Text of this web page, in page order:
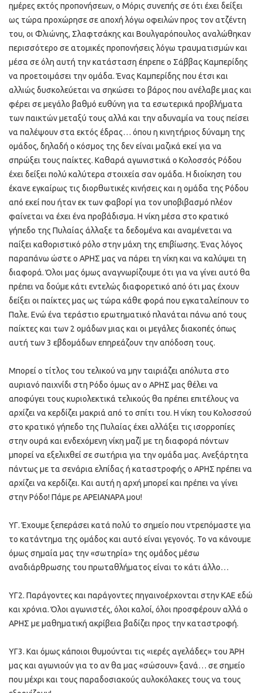
ημέρες εκτός προπονήσεων, ο Μόρις συνεπής σε ότι έχει δείξει
ως τώρα προχώρησε σε αποχή λόγω οφειλών προς τον ατζέντη
του, οι Φλιώνης, Σλαφτσάκης και Βουλγαρόπουλος αναλώθηκαν
περισσότερο σε ατομικές προπονήσεις λόγω τραυματισμών και
μέσα σε όλη αυτή την κατάσταση έπρεπε ο Σάββας Καμπερίδης
να προετοιμάσει την ομάδα. Ένας Καμπερίδης που έτσι και
αλλιώς δυσκολεύεται να σηκώσει το βάρος που ανέλαβε μιας και
φέρει σε μεγάλο βαθμό ευθύνη για τα εσωτερικά προβλήματα
των παικτών μεταξύ τους αλλά και την αδυναμία να τους πείσει
να παλέψουν στα εκτός έδρας… όπου η κινητήριος δύναμη της
ομάδος, δηλαδή ο κόσμος της δεν είναι μαζικά εκεί για να
σπρώξει τους παίκτες. Καθαρά αγωνιστικά ο Κολοσσός Ρόδου
έχει δείξει πολύ καλύτερα στοιχεία σαν ομάδα. Η διοίκηση του
έκανε εγκαίρως τις διορθωτικές κινήσεις και η ομάδα της Ρόδου
από εκεί που ήταν εκ των φαβορί για τον υποβιβασμό πλέον
φαίνεται να έχει ένα προβάδισμα. Η νίκη μέσα στο κρατικό
γήπεδο της Πυλαίας άλλαξε τα δεδομένα και αναμένεται να
παίξει καθοριστικό ρόλο στην μάχη της επιβίωσης. Ένας λόγος
παραπάνω ώστε ο ΑΡΗΣ μας να πάρει τη νίκη και να καλύψει τη
διαφορά. Όλοι μας όμως αναγνωρίζουμε ότι για να γίνει αυτό θα
πρέπει να δούμε κάτι εντελώς διαφορετικό από ότι μας έχουν
δείξει οι παίκτες μας ως τώρα κάθε φορά που εγκαταλείπουν το
Παλε. Ενώ ένα τεράστιο ερωτηματικό πλανάται πάνω από τους
παίκτες και των 2 ομάδων μιας και οι μεγάλες διακοπές όπως
αυτή των 3 εβδομάδων επηρεάζουν την απόδοση τους.
Μπορεί ο τίτλος του τελικού να μην ταιριάζει απόλυτα στο
αυριανό παιχνίδι στη Ρόδο όμως αν ο ΑΡΗΣ μας θέλει να
αποφύγει τους κυριολεκτικά τελικούς θα πρέπει επιτέλους να
αρχίζει να κερδίζει μακριά από το σπίτι του. Η νίκη του Κολοσσού
στο κρατικό γήπεδο της Πυλαίας έχει αλλάξει τις ισορροπίες
στην ουρά και ενδεχόμενη νίκη μαζί με τη διαφορά πόντων
μπορεί να εξελιχθεί σε σωτήρια για την ομάδα μας. Ανεξάρτητα
πάντως με τα σενάρια ελπίδας ή καταστροφής ο ΑΡΗΣ πρέπει να
αρχίζει να κερδίζει. Και αυτή η αρχή μπορεί και πρέπει να γίνει
στην Ρόδο! Πάμε ρε ΑΡΕΙΑΝΑΡΑ μου!
ΥΓ. Έχουμε ξεπεράσει κατά πολύ το σημείο που ντρεπόμαστε για
το κατάντημα της ομάδος και αυτό είναι γεγονός. Το να κάνουμε
όμως σημαία μας την «σωτηρία» της ομάδος μέσω
αναδιάρθρωσης του πρωταθλήματος είναι το κάτι άλλο…
ΥΓ2. Παράγοντες και παράγοντες πηγαινοέρχονται στην ΚΑΕ εδώ
και χρόνια. Όλοι αγωνιστές, όλοι καλοί, όλοι προσφέρουν αλλά ο
ΑΡΗΣ με μαθηματική ακρίβεια βαδίζει προς την καταστροφή.
ΥΓ3. Και όμως κάποιοι θυμούνται τις «ιερές αγελάδες» του ΆΡΗ
μας και αγωνιούν για το αν θα μας «σώσουν» ξανά… σε σημείο
που μέχρι και τους παραδοσιακούς αυλοκόλακες τους να τους